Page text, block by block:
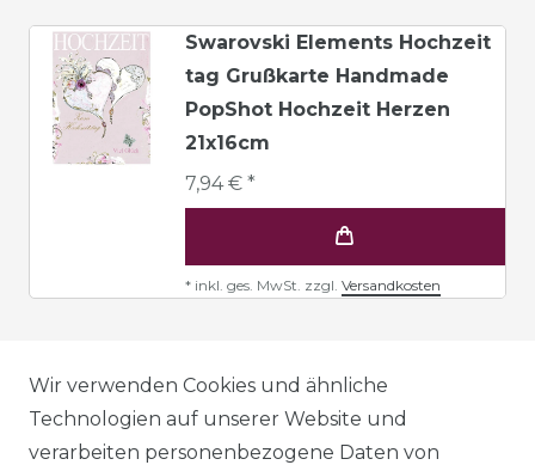
Swarovski Elements Hochzeit
tag Grußkarte Handmade
PopShot Hochzeit Herzen
21x16cm
7,94 € *
* inkl. ges. MwSt. zzgl. Versandkosten
AGB
Wir verwenden Cookies und ähnliche
Technologien auf unserer Website und
verarbeiten personenbezogene Daten von